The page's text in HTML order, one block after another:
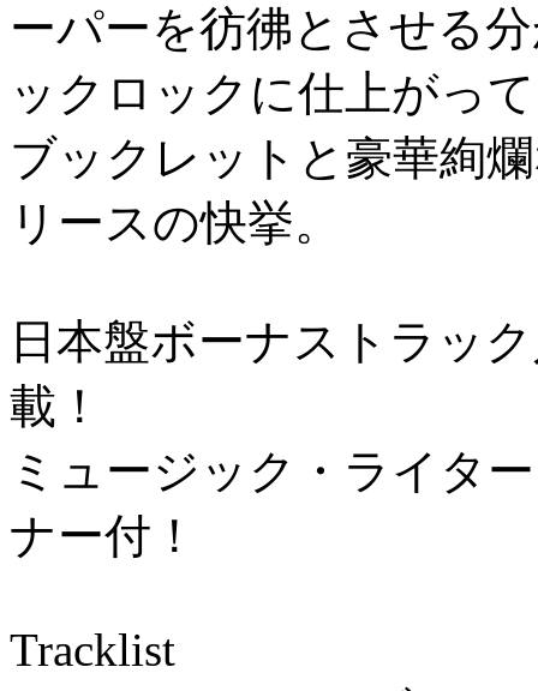
ーパーを彷彿とさせる
ックロックに仕上がっ
ブックレットと豪華絢
リースの快挙。
日本盤ボーナストラッ
載！
ミュージック・ライタ
ナー付！
Tracklist